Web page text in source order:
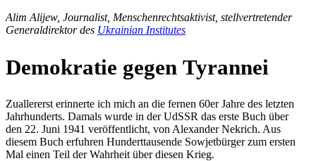
Alim Alijew, Jour­na­list, Men­schen­rechts­ak­ti­vist, stell­ver­tre­ten­der
Gene­ral­di­rek­tor des Ukrai­nian Institutes
Demo­kra­tie gegen Tyrannei
Zual­ler­erst erin­nerte ich mich an die fernen 60er Jahre des letzten
Jahr­hun­derts. Damals wurde in der UdSSR das erste Buch über
den 22. Juni 1941 ver­öf­fent­licht, von Alex­an­der Nekrich. Aus
diesem Buch erfuh­ren Hun­dert­tau­sende Sowjet­bür­ger zum ersten
Mal einen Teil der Wahr­heit über diesen Krieg.